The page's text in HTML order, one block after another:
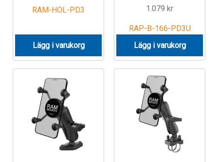
RAM-HOL-PD3
Lägg i varukorg
1.079 kr
RAP-B-166-PD3U
Lägg i varukorg